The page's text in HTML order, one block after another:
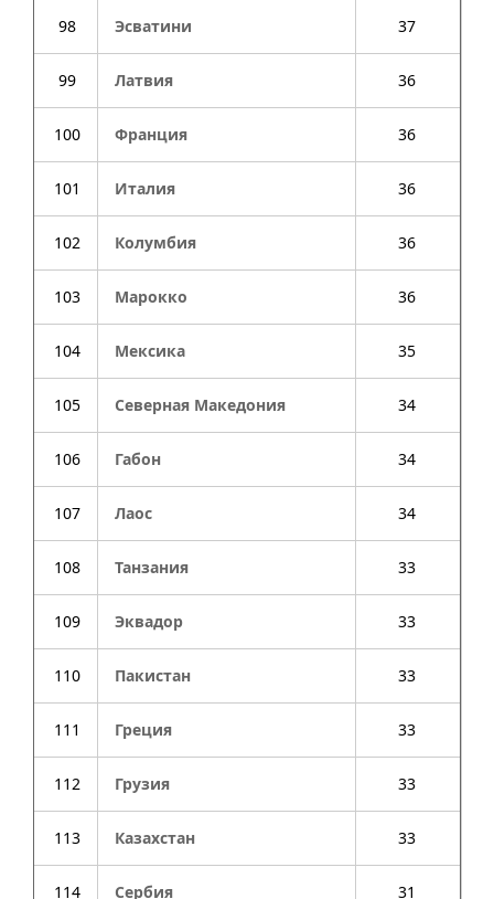
98 Эсватини 37
99 Латвия 36
100 Франция 36
101 Италия 36
102 Колумбия 36
103 Марокко 36
104 Мексика 35
105 Северная Македония 34
106 Габон 34
107 Лаос 34
108 Танзания 33
109 Эквадор 33
110 Пакистан 33
111 Греция 33
112 Грузия 33
113 Казахстан 33
114 Сербия 31